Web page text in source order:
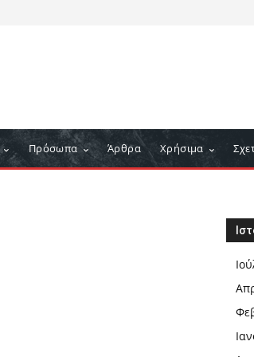
Πρόσωπα Άρθρα Χρήσιμα